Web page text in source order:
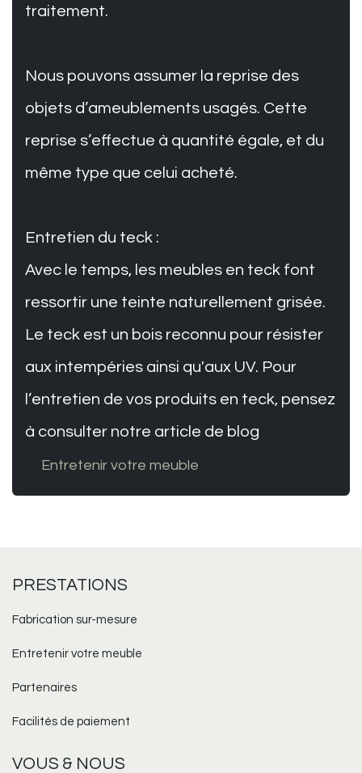
traitement.
Nous pouvons assumer la reprise des
objets d’ameublements usagés. Cette
reprise s’effectue à quantité égale, et du
même type que celui acheté.
Entretien du teck :
Avec le temps, les meubles en teck font
ressortir une teinte naturellement grisée.
Le teck est un bois reconnu pour résister
aux intempéries ainsi qu'aux UV. Pour
l’entretien de vos produits en teck, pensez
à consulter notre article de blog
Entretenir votre meuble
PRESTATIONS
Fabrication sur-mesure​
Entretenir votre meuble
Partenaires
Facilités de paiement
VOUS & NOUS